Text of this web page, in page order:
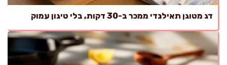
דג מטוגן תאילנדי ממכר ב-30 דקות, בלי טיגון עמוק